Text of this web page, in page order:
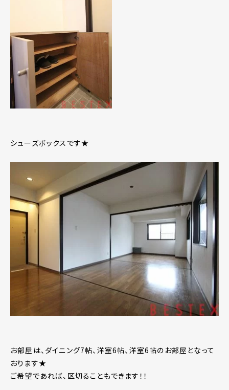
シューズボックスです★
お部屋は、ダイニング7帖、洋室6帖、洋室6帖のお部屋となって
おります★
ご希望であれば、区切ることもできます！！